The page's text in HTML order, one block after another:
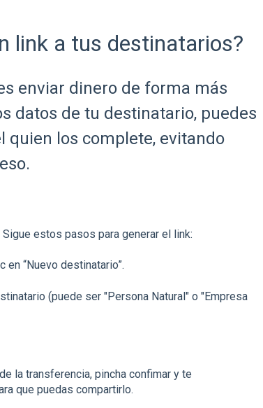
link a tus destinatarios?
enviar dinero de forma más
datos de tu destinatario, puedes
quien los complete, evitando
estos pasos para generar el link:
en “Nuevo destinatario”.
(puede ser "Persona Natural" o "Empresa
la transferencia, pincha confimar y te
que puedas compartirlo.